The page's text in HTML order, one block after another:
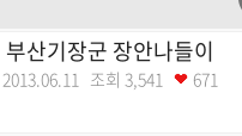
부산기장군 장안나들이
2013.06.11 조회 3,541 671